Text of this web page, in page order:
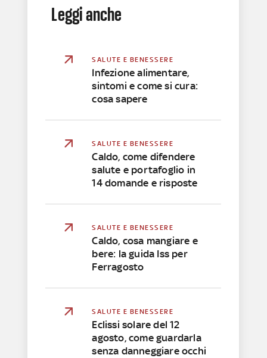
Leggi anche
SALUTE E BENESSERE
Infezione alimentare,
sintomi e come si cura:
cosa sapere
SALUTE E BENESSERE
Caldo, come difendere
salute e portafoglio in
14 domande e risposte
SALUTE E BENESSERE
Caldo, cosa mangiare e
bere: la guida Iss per
Ferragosto
SALUTE E BENESSERE
Eclissi solare del 12
agosto, come guardarla
senza danneggiare occhi